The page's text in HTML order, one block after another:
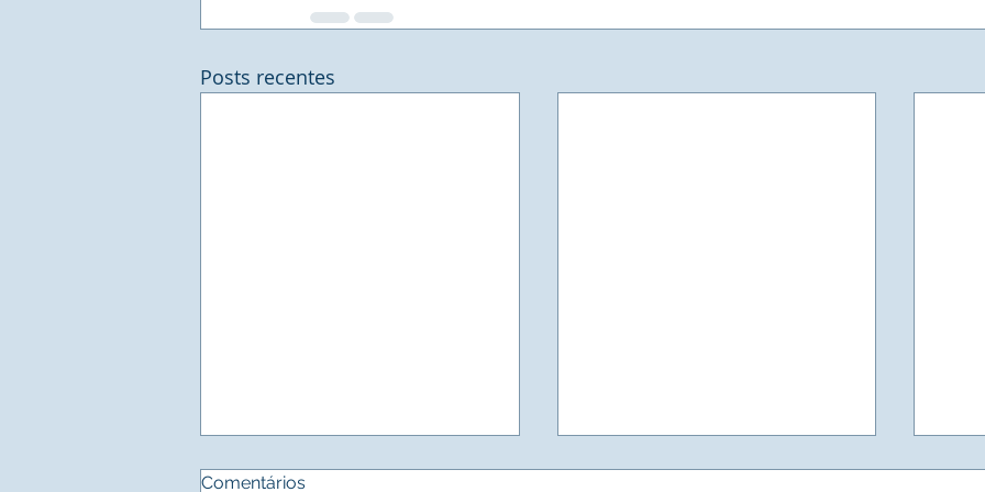
Posts recentes
Comentários